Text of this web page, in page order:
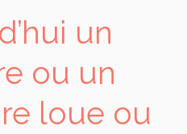
un
ou un
loue ou